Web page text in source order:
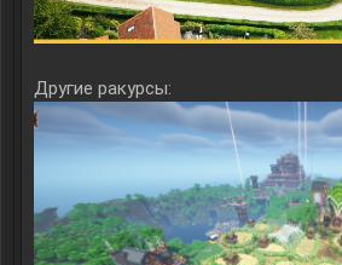
Другие ракурсы: